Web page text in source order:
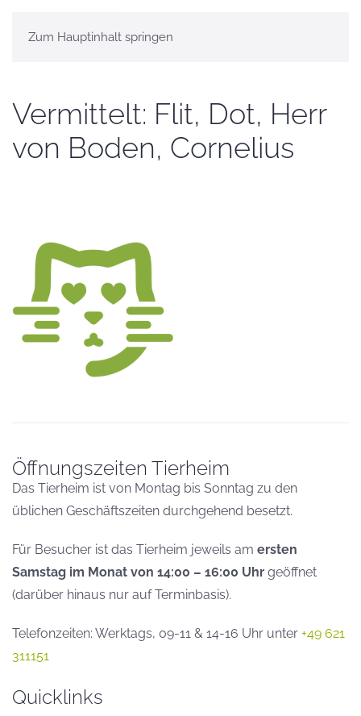
Zum Hauptinhalt springen
Vermittelt: Flit, Dot, Herr
von Boden, Cornelius
Öffnungszeiten Tierheim
Das Tierheim ist von Montag bis Sonntag zu den
üblichen Geschäftszeiten durchgehend besetzt.
Für Besucher ist das Tierheim jeweils am ersten
Samstag im Monat von 14:00 – 16:00 Uhr geöffnet
(darüber hinaus nur auf Terminbasis).
Telefonzeiten: Werktags, 09-11 & 14-16 Uhr unter +49 621
311151
Quicklinks